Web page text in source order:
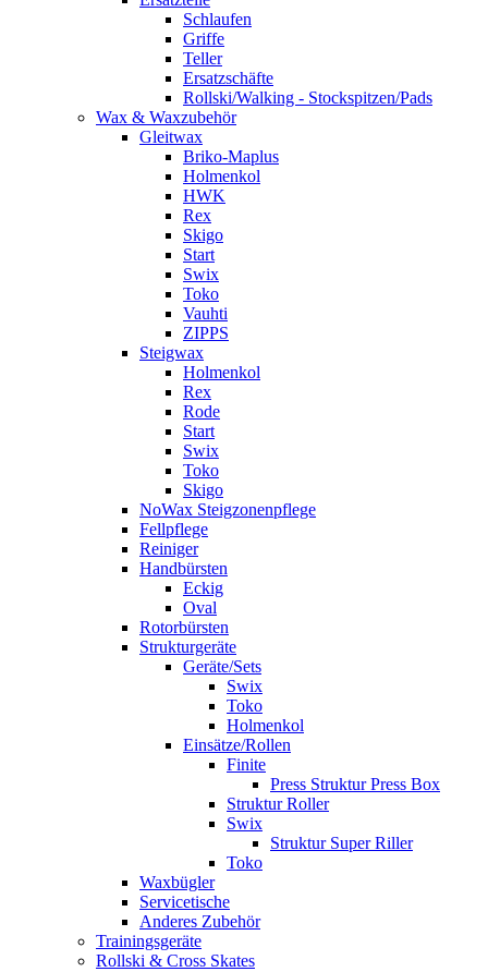
Schlaufen
Griffe
Teller
Ersatzschäfte
Rollski/Walking - Stockspitzen/Pads
Wax & Waxzubehör
Gleitwax
Briko-Maplus
Holmenkol
HWK
Rex
Skigo
Start
Swix
Toko
Vauhti
ZIPPS
Steigwax
Holmenkol
Rex
Rode
Start
Swix
Toko
Skigo
NoWax Steigzonenpflege
Fellpflege
Reiniger
Handbürsten
Eckig
Oval
Rotorbürsten
Strukturgeräte
Geräte/Sets
Swix
Toko
Holmenkol
Einsätze/Rollen
Finite
Press Struktur Press Box
Struktur Roller
Swix
Struktur Super Riller
Toko
Waxbügler
Servicetische
Anderes Zubehör
Trainingsgeräte
Rollski & Cross Skates